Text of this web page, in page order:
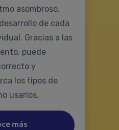
asombroso.
de cada
Gracias a las
puede
y
los tipos de
usarlos.
más